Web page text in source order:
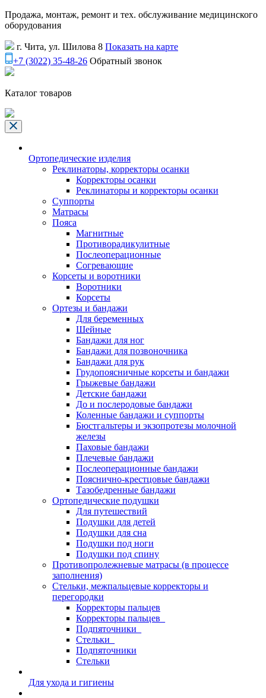
Продажа, монтаж, ремонт и тех. обслуживание медицинского
оборудования
г. Чита, ул. Шилова 8 Показать на карте
+7 (3022) 35-48-26 Обратный звонок
Каталог товаров
Ортопедические изделия
Реклинаторы, корректоры осанки
Корректоры осанки
Реклинаторы и корректоры осанки
Суппорты
Матрасы
Пояса
Магнитные
Противорадикулитные
Послеоперационные
Согревающие
Корсеты и воротники
Воротники
Корсеты
Ортезы и бандажи
Для беременных
Шейные
Бандажи для ног
Бандажи для позвоночника
Бандажи для рук
Грудопоясничные корсеты и бандажи
Грыжевые бандажи
Детские бандажи
До и послеродовые бандажи
Коленные бандажи и суппорты
Бюстгальтеры и экзопротезы молочной
железы
Паховые бандажи
Плечевые бандажи
Послеоперационные бандажи
Пояснично-крестцовые бандажи
Тазобедренные бандажи
Ортопедические подушки
Для путешествий
Подушки для детей
Подушки для сна
Подушки под ноги
Подушки под спину
Противопролежневые матрасы (в процессе
заполнения)
Стельки, межпальцевые корректоры и
перегородки
Корректоры пальцев
Корректоры пальцев_
Подпяточники_
Стельки_
Подпяточники
Стельки
Для ухода и гигиены